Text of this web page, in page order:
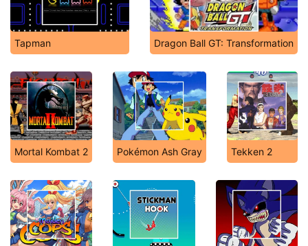
Tapman Dragon Ball GT: Transformation
Mortal Kombat 2 Pokémon Ash Gray Tekken 2